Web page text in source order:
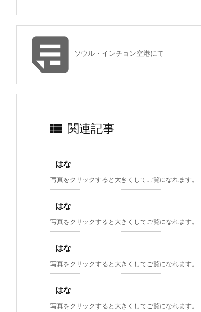
 ソウル・インチョン空港にて
 関連記事
はな
写真をクリックすると大きくしてご覧になれます。
はな
写真をクリックすると大きくしてご覧になれます。
はな
写真をクリックすると大きくしてご覧になれます。
はな
写真をクリックすると大きくしてご覧になれます。